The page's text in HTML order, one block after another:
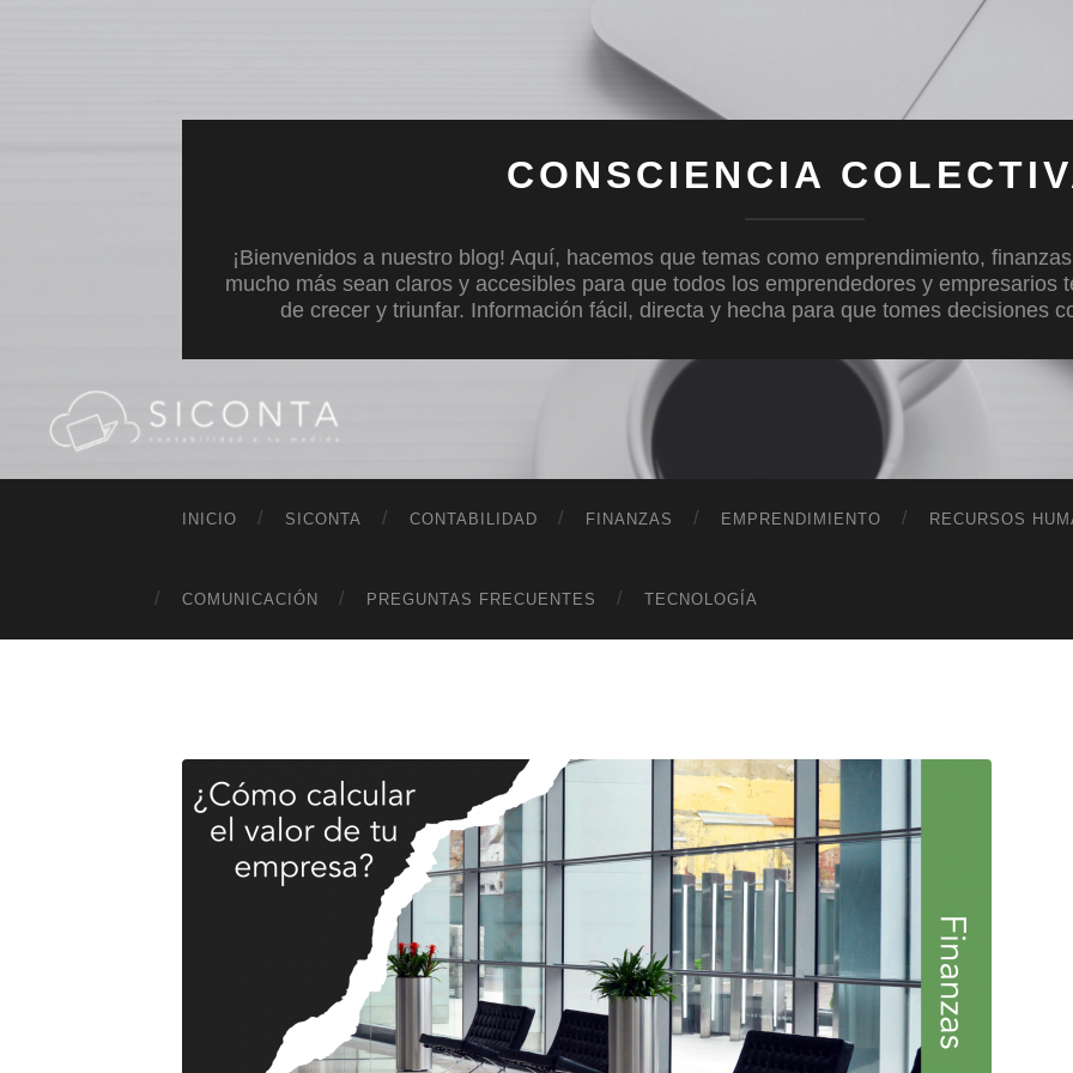
CONSCIENCIA
¡Bienvenidos a nuestro blog! Aquí, hacemos que temas como emprendimiento,
mucho más sean claros y accesibles para que todos los emprendedores y empresarios
de crecer y triunfar. Información fácil, directa y hecha para que tomes decisiones
INICIO SICONTA CONTABILIDAD FINANZAS EMPRENDIMIENTO RECURSOS
COMUNICACIÓN PREGUNTAS FRECUENTES TECNOLOGÍA